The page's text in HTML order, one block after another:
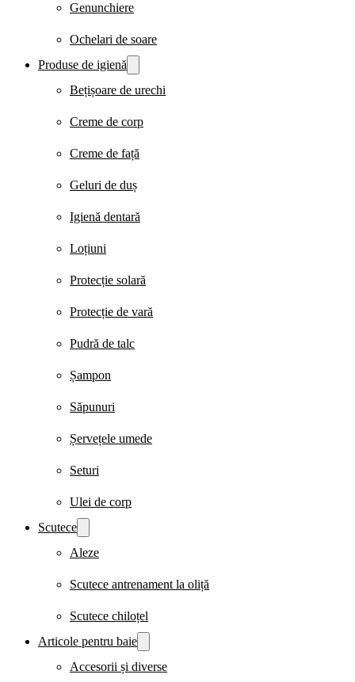
Genunchiere
Ochelari de soare
Produse de igienă
Bețișoare de urechi
Creme de corp
Creme de față
Geluri de duș
Igienă dentară
Loțiuni
Protecție solară
Protecție de vară
Pudră de talc
Șampon
Săpunuri
Șervețele umede
Seturi
Ulei de corp
Scutece
Aleze
Scutece antrenament la oliță
Scutece chiloțel
Articole pentru baie
Accesorii și diverse